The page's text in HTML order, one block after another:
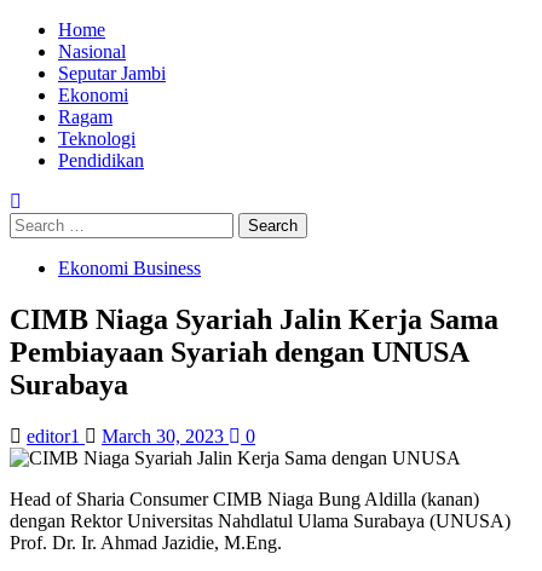
Skip
content
Primary
Menu
Home
Nasional
Seputar Jambi
Ekonomi
Ragam
Teknologi
Pendidikan
Search
for:
Ekonomi Business
CIMB Niaga Syariah Jalin Kerja Sama
Pembiayaan Syariah dengan UNUSA
Surabaya
editor1 March 30, 2023 0
Head of Sharia Consumer CIMB Niaga Bung Aldilla (kanan)
dengan Rektor Universitas Nahdlatul Ulama Surabaya (UNUSA)
Prof. Dr. Ir. Ahmad Jazidie, M.Eng.